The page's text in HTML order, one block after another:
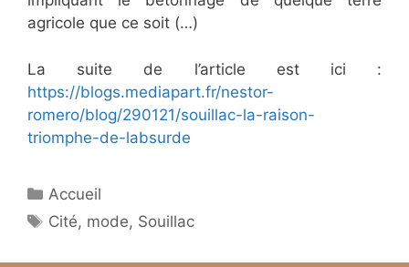
agricole que ce soit (…)
La suite de l’article est ici :
https://blogs.mediapart.fr/nestor-
romero/blog/290121/souillac-la-raison-
triomphe-de-labsurde
Catégories
Accueil
Étiquettes
Cité, mode, Souillac